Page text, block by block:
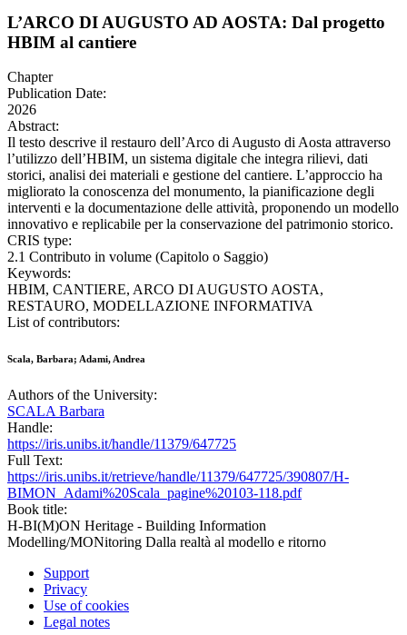
L’ARCO DI AUGUSTO AD AOSTA: Dal progetto
HBIM al cantiere
Chapter
Publication Date:
2026
Abstract:
Il testo descrive il restauro dell’Arco di Augusto di Aosta attraverso
l’utilizzo dell’HBIM, un sistema digitale che integra rilievi, dati
storici, analisi dei materiali e gestione del cantiere. L’approccio ha
migliorato la conoscenza del monumento, la pianificazione degli
interventi e la documentazione delle attività, proponendo un modello
innovativo e replicabile per la conservazione del patrimonio storico.
CRIS type:
2.1 Contributo in volume (Capitolo o Saggio)
Keywords:
HBIM, CANTIERE, ARCO DI AUGUSTO AOSTA,
RESTAURO, MODELLAZIONE INFORMATIVA
List of contributors:
Scala, Barbara; Adami, Andrea
Authors of the University:
SCALA Barbara
Handle:
https://iris.unibs.it/handle/11379/647725
Full Text:
https://iris.unibs.it/retrieve/handle/11379/647725/390807/H-
BIMON_Adami%20Scala_pagine%20103-118.pdf
Book title:
H-BI(M)ON Heritage - Building Information
Modelling/MONitoring Dalla realtà al modello e ritorno
Support
Privacy
Use of cookies
Legal notes